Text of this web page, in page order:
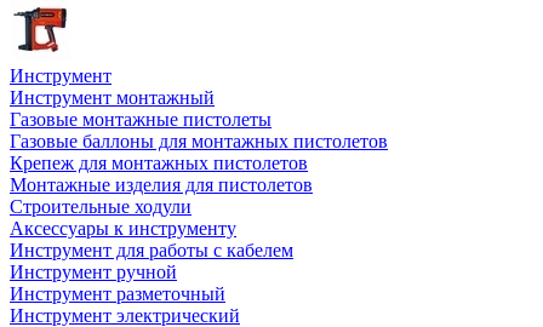
Инструмент
Инструмент монтажный
Газовые монтажные пистолеты
Газовые баллоны для монтажных пистолетов
Крепеж для монтажных пистолетов
Монтажные изделия для пистолетов
Строительные ходули
Аксессуары к инструменту
Инструмент для работы с кабелем
Инструмент ручной
Инструмент разметочный
Инструмент электрический